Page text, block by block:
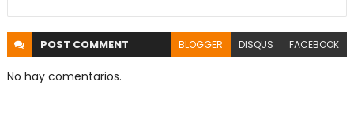
POST COMMENT BLOGGER DISQUS FACEBOOK
No hay comentarios.